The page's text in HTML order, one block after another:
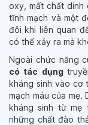
oxy, mất chất dinh
tĩnh mạch và một
đôi khi liên quan
có thể xảy ra mà
Ngoài chức năng
có tác dụng
kháng sinh vào cơ
mạch máu của mẹ.
kháng sinh từ mẹ
những chất đào